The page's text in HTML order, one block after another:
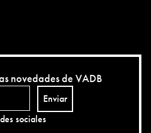
novedades de VADB
Enviar
sociales